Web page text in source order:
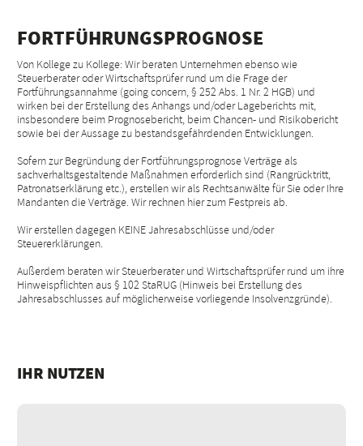
FORTFÜHRUNGSPROGNOSE
Von Kollege zu Kollege: Wir beraten Unternehmen ebenso wie
Steuerberater oder Wirtschaftsprüfer rund um die Frage der
Fortführungsannahme (going concern, § 252 Abs. 1 Nr. 2 HGB) und
wirken bei der Erstellung des Anhangs und/oder Lageberichts mit,
insbesondere beim Prognosebericht, beim Chancen- und Risikobericht
sowie bei der Aussage zu bestandsgefährdenden Entwicklungen.
Sofern zur Begründung der Fortführungsprognose Verträge als
sachverhaltsgestaltende Maßnahmen erforderlich sind (Rangrücktritt,
Patronatserklärung etc.), erstellen wir als Rechtsanwälte für Sie oder Ihre
Mandanten die Verträge. Wir rechnen hier zum Festpreis ab.
Wir erstellen dagegen KEINE Jahresabschlüsse und/oder
Steuererklärungen.
Außerdem beraten wir Steuerberater und Wirtschaftsprüfer rund um ihre
Hinweispflichten aus § 102 StaRUG (Hinweis bei Erstellung des
Jahresabschlusses auf möglicherweise vorliegende Insolvenzgründe).
IHR NUTZEN